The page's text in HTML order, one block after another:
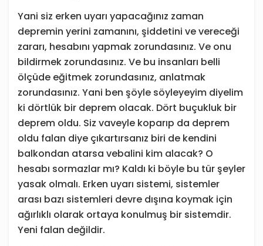
Yani siz erken uyarı yapacağınız zaman
depremin yerini zamanını, şiddetini ve vereceği
zararı, hesabını yapmak zorundasınız. Ve onu
bildirmek zorundasınız. Ve bu insanları belli
ölçüde eğitmek zorundasınız, anlatmak
zorundasınız. Yani ben şöyle söyleyeyim diyelim
ki dörtlük bir deprem olacak. Dört buçukluk bir
deprem oldu. Siz vaveyle koparıp da deprem
oldu falan diye çıkartırsanız biri de kendini
balkondan atarsa vebalini kim alacak? O
hesabı sormazlar mı? Kaldı ki böyle bu tür şeyler
yasak olmalı. Erken uyarı sistemi, sistemler
arası bazı sistemleri devre dışına koymak için
ağırlıklı olarak ortaya konulmuş bir sistemdir.
Yeni falan değildir.